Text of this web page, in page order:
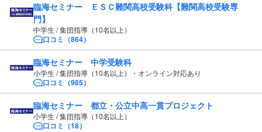
臨海セミナー ＥＳＣ難関高校受験科【難関高校受験専
門】
中学生 / 集団指導（10名以上）
口コミ（864）
臨海セミナー 中学受験科
小学生 / 集団指導（10名以上）・オンライン対応あり
口コミ（985）
臨海セミナー 都立・公立中高一貫プロジェクト
小学生 / 集団指導（10名以上）
口コミ（18）